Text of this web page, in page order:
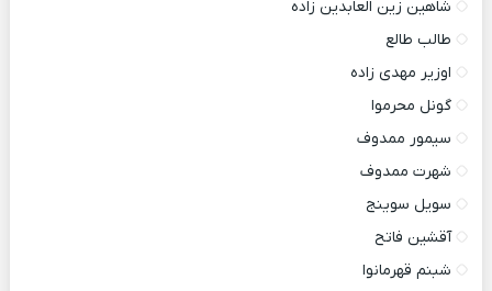
شاهین زین العابدین زاده
طالب طالع
اوزیر مهدی زاده
گونل محرموا
سیمور ممدوف
شهرت ممدوف
سویل سوینج
آقشین فاتح
شبنم قهرمانوا